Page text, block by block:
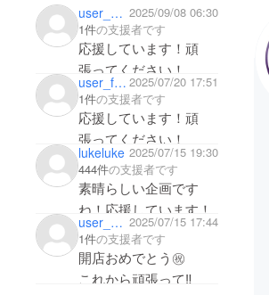
user_cce13fcc0344 2025/09/08 06:30
1件の支援者です
応援しています！頑
張ってください！
user_f9ef85797994 2025/07/20 17:51
1件の支援者です
応援しています！頑
張ってください！
lukeluke 2025/07/15 19:30
444件の支援者です
素晴らしい企画です
ね！応援しています！
user_5abdc3fe8ea4 2025/07/15 17:44
1件の支援者です
開店おめでとう㊗️